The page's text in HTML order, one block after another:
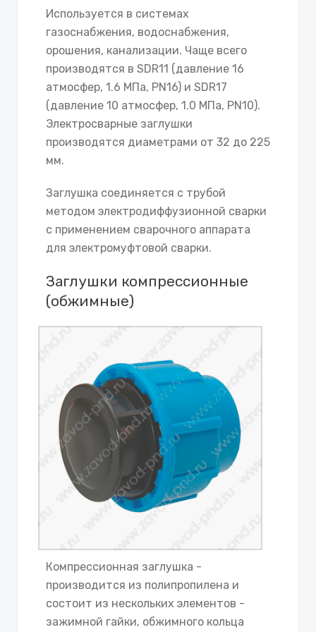
Используется в системах
газоснабжения, водоснабжения,
орошения, канализации. Чаще всего
производятся в SDR11 (давление 16
атмосфер, 1.6 МПа, PN16) и SDR17
(давление 10 атмосфер, 1.0 МПа, PN10).
Электросварные заглушки
производятся диаметрами от 32 до 225
мм.
Заглушка соединяется с трубой
методом электродиффузионной сварки
с применением сварочного аппарата
для электромуфтовой сварки.
Заглушки компрессионные
(обжимные)
Компрессионная заглушка -
производится из полипропилена и
состоит из нескольких элементов -
зажимной гайки, обжимного кольца